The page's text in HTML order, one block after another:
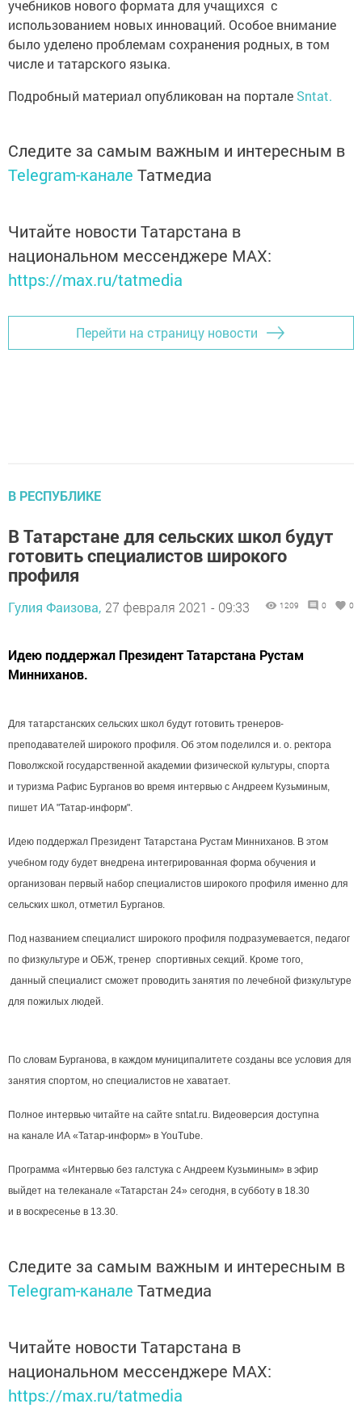
учебников нового формата для учащихся с
использованием новых инноваций. Особое внимание
было уделено проблемам сохранения родных, в том
числе и татарского языка.
Подробный материал опубликован на портале Sntat.
Следите за самым важным и интересным в
Telegram-канале Татмедиа
Читайте новости Татарстана в
национальном мессенджере MАХ:
https://max.ru/tatmedia
Перейти на страницу новости
В РЕСПУБЛИКЕ
В Татарстане для сельских школ будут
готовить специалистов широкого
профиля
Гулия Фаизова, 27 февраля 2021 - 09:33 1209 0 0
Идею поддержал Президент Татарстана Рустам
Минниханов.
Для татарстанских сельских школ будут готовить тренеров-
преподавателей широкого профиля. Об этом поделился и. о. ректора
Поволжской государственной академии физической культуры, спорта
и туризма Рафис Бурганов во время интервью с Андреем Кузьминым,
пишет ИА "Татар-информ".
Идею поддержал Президент Татарстана Рустам Минниханов. В этом
учебном году будет внедрена интегрированная форма обучения и
организован первый набор специалистов широкого профиля именно для
сельских школ, отметил Бурганов.
Под названием специалист широкого профиля подразумевается, педагог
по физкультуре и ОБЖ, тренер спортивных секций. Кроме того,
данный специалист сможет проводить занятия по лечебной физкультуре
для пожилых людей.
По словам Бурганова, в каждом муниципалитете созданы все условия для
занятия спортом, но специалистов не хаватает.
Полное интервью читайте на сайте sntat.ru. Видеоверсия доступна
на канале ИА «Татар-информ» в YouTube.
Программа «Интервью без галстука с Андреем Кузьминым» в эфир
выйдет на телеканале «Татарстан 24» сегодня, в субботу в 18.30
и в воскресенье в 13.30.
Следите за самым важным и интересным в
Telegram-канале Татмедиа
Читайте новости Татарстана в
национальном мессенджере MАХ:
https://max.ru/tatmedia